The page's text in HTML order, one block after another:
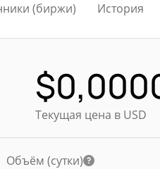
(биржи) История
$
Текущая цена в USD
Объём (сутки)